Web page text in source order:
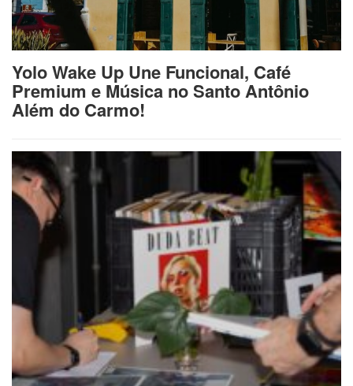
Yolo Wake Up Une Funcional, Café
Premium e Música no Santo Antônio
Além do Carmo!